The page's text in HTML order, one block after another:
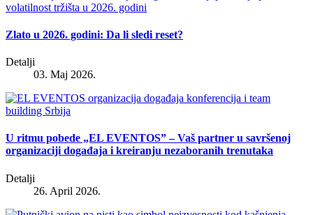
Zlato u 2026. godini: Da li sledi reset?
Detalji
03. Maj 2026.
U ritmu pobede „EL EVENTOS” – Vaš partner u savršenoj
organizaciji događaja i kreiranju nezaboranih trenutaka
Detalji
26. April 2026.